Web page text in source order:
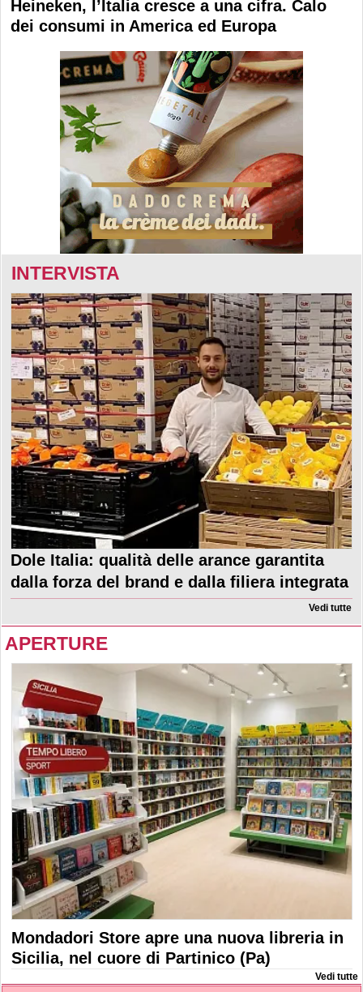
Heineken, l’Italia cresce a una cifra. Calo
dei consumi in America ed Europa
INTERVISTA
Dole Italia: qualità delle arance garantita
dalla forza del brand e dalla filiera integrata
Vedi tutte
APERTURE
Mondadori Store apre una nuova libreria in
Sicilia, nel cuore di Partinico (Pa)
Vedi tutte